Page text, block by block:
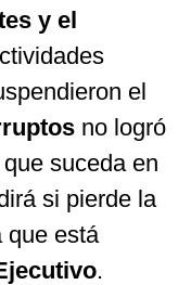
y el
el
no logró
suceda en
si pierde la
que está
.